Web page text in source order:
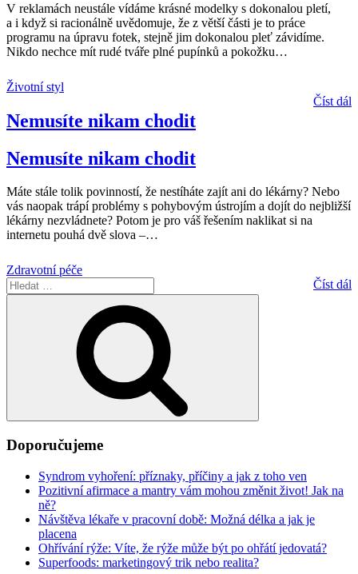
V reklamách neustále vídáme krásné modelky s dokonalou pletí,
a i když si racionálně uvědomuje, že z větší části je to práce
programu na úpravu fotek, stejně jim dokonalou pleť závidíme.
Nikdo nechce mít rudé tváře plné pupínků a pokožku…
Životní styl
Číst dál
Nemusíte nikam chodit
Nemusíte nikam chodit
Máte stále tolik povinností, že nestíháte zajít ani do lékárny? Nebo
vás naopak trápí problémy s pohybovým ústrojím a dojít do nejbližší
lékárny nezvládnete? Potom je pro váš řešením naklikat si na
internetu pouhá dvě slova –…
Zdravotní péče
Číst dál
Hledat:
Doporučujeme
Syndrom vyhoření: příznaky, příčiny a jak z toho ven
Pozitivní afirmace a mantry vám mohou změnit život! Jak na
ně?
Návštěva lékaře v pracovní době: Možná délka a jak je
placena
Ohřívání rýže: Víte, že rýže může být po ohřátí jedovatá?
Superfoods: marketingový trik nebo realita?